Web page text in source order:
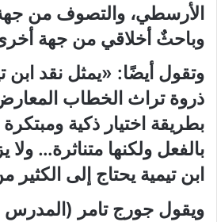
الأرسطي، والتصوف من
وباحثٌ أخلاقي من جهة
وتقول أيضًا: «يمثل نقد ابن
ذروة تراث الخطاب
بطريقة اختيار ذكية
بالفعل ولكنها متناثرة…
ابن تيمية يحتاج إلى
ويقول جورج تامر